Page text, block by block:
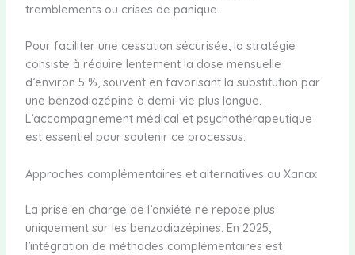
tremblements ou crises de panique.
Pour faciliter une cessation sécurisée, la stratégie
consiste à réduire lentement la dose mensuelle
d’environ 5 %, souvent en favorisant la substitution par
une benzodiazépine à demi-vie plus longue.
L’accompagnement médical et psychothérapeutique
est essentiel pour soutenir ce processus.
Approches complémentaires et alternatives au Xanax
La prise en charge de l’anxiété ne repose plus
uniquement sur les benzodiazépines. En 2025,
l’intégration de méthodes complémentaires est